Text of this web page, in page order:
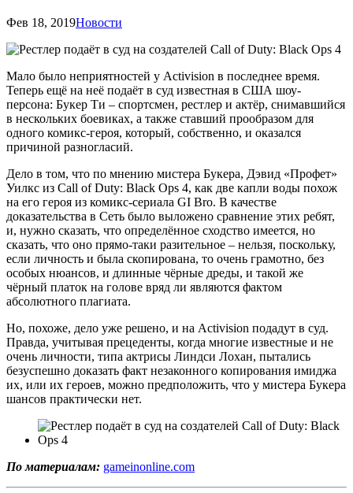
Фев 18, 2019Новости
Мало было неприятностей у Activision в последнее время.
Теперь ещё на неё подаёт в суд известная в США шоу-
персона: Букер Ти – спортсмен, рестлер и актёр, снимавшийся
в нескольких боевиках, а также ставший прообразом для
одного комикс-героя, который, собственно, и оказался
причиной разногласий.
Дело в том, что по мнению мистера Букера, Дэвид «Профет»
Уилкс из Call of Duty: Black Ops 4, как две капли воды похож
на его героя из комикс-сериала GI Bro. В качестве
доказательства в Сеть было выложено сравнение этих ребят,
и, нужно сказать, что определённое сходство имеется, но
сказать, что оно прямо-таки разительное – нельзя, поскольку,
если личность и была скопирована, то очень грамотно, без
особых нюансов, и длинные чёрные дреды, и такой же
чёрный платок на голове вряд ли являются фактом
абсолютного плагиата.
Но, похоже, дело уже решено, и на Activision подадут в суд.
Правда, учитывая прецеденты, когда многие известные и не
очень личности, типа актрисы Линдси Лохан, пытались
безуспешно доказать факт незаконного копирования имиджа
их, или их героев, можно предположить, что у мистера Букера
шансов практически нет.
По материалам: gameinonline.com